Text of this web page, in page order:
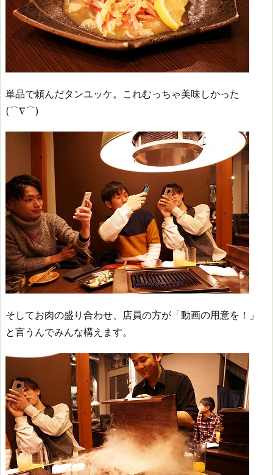
単品で頼んだタンユッケ。これむっちゃ美味しかった
(⌒∇⌒)
そしてお肉の盛り合わせ、店員の方が「動画の用意を！」
と言うんでみんな構えます。